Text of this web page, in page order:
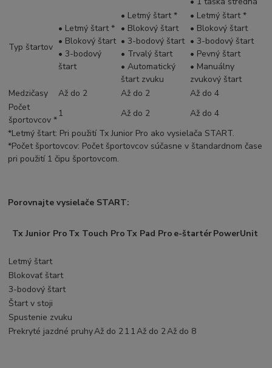
Typ štartov
• Letmý štart *
• Blokový štart
• 3-bodový
štart
• Letmý štart *
• Blokový štart
• 3-bodový štart
• Trvalý štart
• Automatický
štart zvuku
• Letmý štart *
• Blokový štart
• 3-bodový štart
• Pevný štart
• Manuálny
zvukový štart
Medzičasy
Až do 2 Až do 2 Až do4
Počet
športovcov *
1 Až do 2 Až do4
*Letmý štart: Pri použití Tx Junior Pro ako vysielača START.
*Počet športovcov: Počet športovcov súčasne v štandardnom čase
pri použití 1 čipu športovcom.
Porovnajte vysielače START:
Tx Junior Pro Tx Touch Pro Tx Pad Pro e-štartérPowerUnit
Letmý štart
Blokovať štart
3-bodový štart
Štart v stoji
Spustenie zvuku
Prekryté jazdné pruhyAž do 21 1Až do 2Až do 8